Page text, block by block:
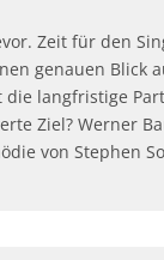
Zeit für den
genauen Blick
die langfristige
Ziel? Werner
von Stephen